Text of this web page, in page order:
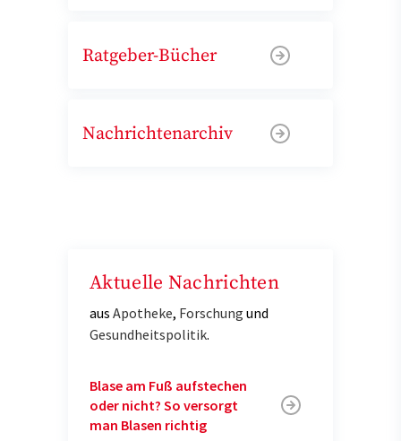
Ratgeber-Bücher
Nachrichtenarchiv
Aktuelle Nachrichten
aus Apotheke, Forschung und
Gesundheitspolitik.
Blase am Fuß aufstechen
oder nicht? So versorgt
man Blasen richtig